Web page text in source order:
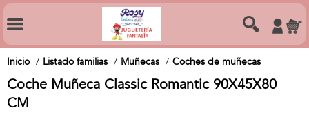
Inicio Listado familias Muñecas Coches de muñecas
Coche Muñeca Classic Romantic 90X45X80
CM